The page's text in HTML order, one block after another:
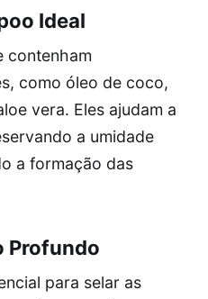
Ideal
contenham
como óleo de coco,
vera. Eles ajudam a
a umidade
a formação das
Profundo
para selar as